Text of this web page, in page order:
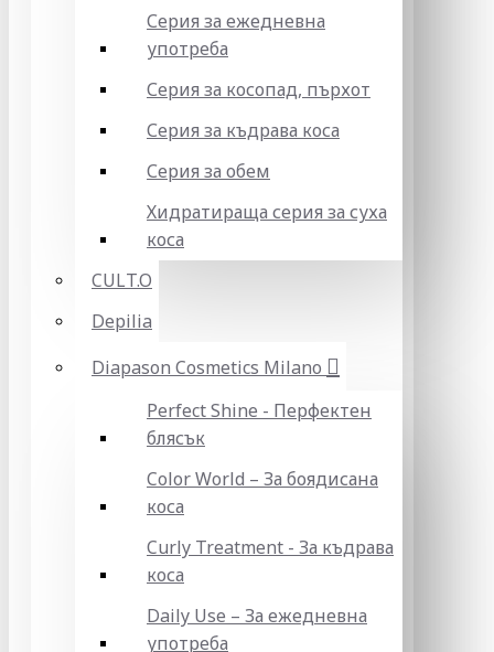
Серия за ежедневна
употреба
Серия за косопад, пърхот
Серия за къдрава коса
Серия за обем
Хидратираща серия за суха
коса
CULT.O
Depilia
Diapason Cosmetics Milano
Perfect Shine - Перфектен
блясък
Color World – За боядисана
коса
Curly Treatment - За къдрава
коса
Daily Use – За ежедневна
употреба